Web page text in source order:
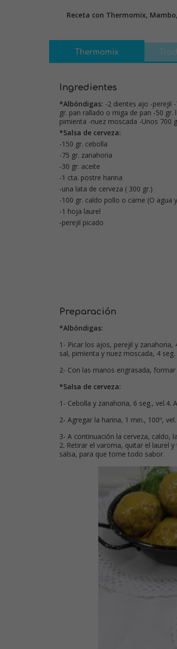
Receta con Thermomix,
Thermomix
Ingredientes
*Albóndigas: -2 dientes ajo -perejil
gr. pan rallado o miga de pan -50
pimienta -nuez moscada -Unos 700
*Salsa de cerveza:
-150 gr. cebolla
-75 gr. zanahoria
-30 gr. aceite
-1 cta. postre harina
-una lata de cerveza ( 300 gr.)
-100 gr. caldo pollo o carne (O agua
-1 hoja laurel
-perejil picado
Preparación
*Albóndigas:
1- Picar los ajos, perejil y zanahoria,
sal, pimienta y nuez moscada, 4
2- Con las manos engrasada,
*Salsa de cerveza:
1- Cebolla y zanahoria, 6 seg., vel.4.
2- Agregar la harina, 1 min., 100º, vel.
3- A continuación la cerveza, caldo,
2. Retirar el varoma, quitar el laurel
salsa, para que tome todo sabor.